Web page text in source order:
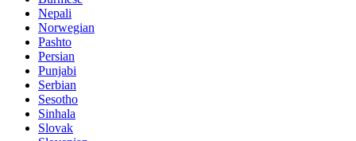
Nepali
Norwegian
Pashto
Persian
Punjabi
Serbian
Sesotho
Sinhala
Slovak